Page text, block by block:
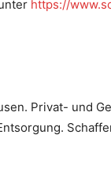
https://
Privat- und